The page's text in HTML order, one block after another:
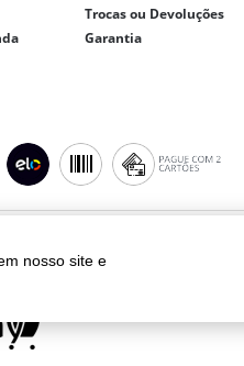
nosso site e
Trocas ou Devoluções
Garantia
LTDA - CNPJ 01.093.810/0003-
para compras realizadas via